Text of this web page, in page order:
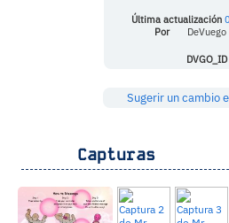
Última actualización
Por
DeVuego
DVGO_ID
Sugerir un cambio
Capturas